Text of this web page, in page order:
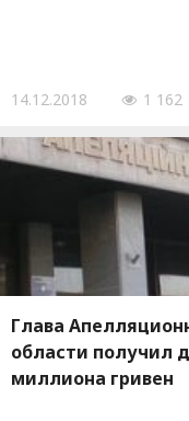
14.12.2018 1 162
Глава
области получил
миллиона гривен